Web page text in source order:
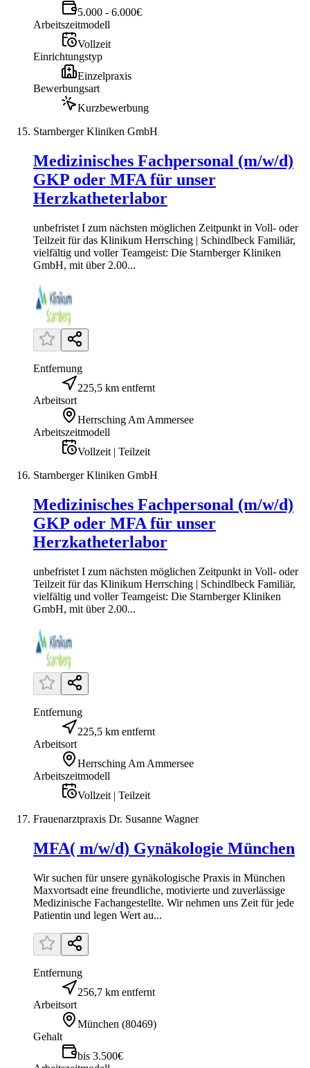
5.000 - 6.000€
Arbeitszeitmodell
Vollzeit
Einrichtungstyp
Einzelpraxis
Bewerbungsart
Kurzbewerbung
Starnberger Kliniken GmbH
Medizinisches Fachpersonal (m/w/d)
GKP oder MFA für unser
Herzkatheterlabor
unbefristet I zum nächsten möglichen Zeitpunkt in Voll- oder
Teilzeit für das Klinikum Herrsching | Schindlbeck Familiär,
vielfältig und voller Teamgeist: Die Starnberger Kliniken
GmbH, mit über 2.00...
Entfernung
225,5 km entfernt
Arbeitsort
Herrsching Am Ammersee
Arbeitszeitmodell
Vollzeit | Teilzeit
Starnberger Kliniken GmbH
Medizinisches Fachpersonal (m/w/d)
GKP oder MFA für unser
Herzkatheterlabor
unbefristet I zum nächsten möglichen Zeitpunkt in Voll- oder
Teilzeit für das Klinikum Herrsching | Schindlbeck Familiär,
vielfältig und voller Teamgeist: Die Starnberger Kliniken
GmbH, mit über 2.00...
Entfernung
225,5 km entfernt
Arbeitsort
Herrsching Am Ammersee
Arbeitszeitmodell
Vollzeit | Teilzeit
Frauenarztpraxis Dr. Susanne Wagner
MFA( m/w/d) Gynäkologie München
Wir suchen für unsere gynäkologische Praxis in München
Maxvortsadt eine freundliche, motivierte und zuverlässige
Medizinische Fachangestellte. Wir nehmen uns Zeit für jede
Patientin und legen Wert au...
Entfernung
256,7 km entfernt
Arbeitsort
München (80469)
Gehalt
bis 3.500€